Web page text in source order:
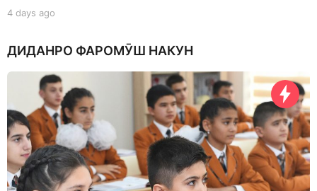
4 days ago
y
a
g
o
ДИДАНРО ФАРОМӮШ НАКУН